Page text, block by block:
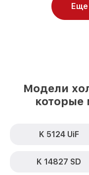
Еще
Модели
K 5124 UiF
K 14827 SD